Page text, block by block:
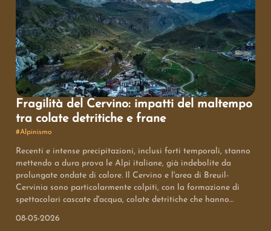
Fragilità del Cervino: impatti del maltempo
tra colate detritiche e frane
#Alpinismo
Recenti e intense precipitazioni, inclusi forti temporali, stanno
mettendo a dura prova le Alpi italiane, già indebolite da
prolungate ondate di calore. Il Cervino e l'area di Breuil-
Cervinia sono particolarmente colpiti, con la formazione di
spettacolari cascate d'acqua, colate detritiche che hanno
08-05-2026